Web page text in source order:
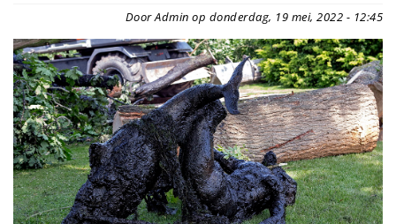
Door Admin op donderdag, 19 mei, 2022 - 12:45